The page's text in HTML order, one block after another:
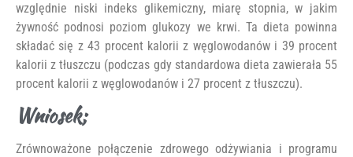
względnie niski indeks glikemiczny, miarę stopnia, w jakim
żywność podnosi poziom glukozy we krwi. Ta dieta powinna
składać się z 43 procent kalorii z węglowodanów i 39 procent
kalorii z tłuszczu (podczas gdy standardowa dieta zawierała 55
procent kalorii z węglowodanów i 27 procent z tłuszczu).
Wniosek;
Zrównoważone połączenie zdrowego odżywiania i programu